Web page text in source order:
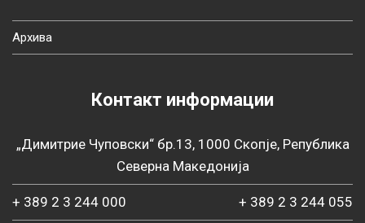
Архива
Контакт информации
„Димитрие Чуповски“ бр.13, 1000 Скопје, Република
Северна Македонија
+ 389 2 3 244 000 + 389 2 3 244 055